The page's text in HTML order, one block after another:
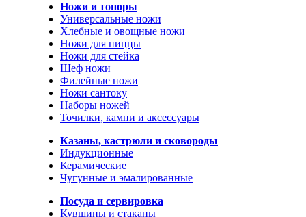
Ножи и топоры
Универсальные ножи
Хлебные и овощные ножи
Ножи для пиццы
Ножи для стейка
Шеф ножи
Филейные ножи
Ножи сантоку
Наборы ножей
Точилки, камни и аксессуары
Казаны, кастрюли и сковороды
Индукционные
Керамические
Чугунные и эмалированные
Посуда и сервировка
Кувшины и стаканы